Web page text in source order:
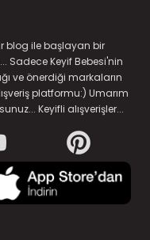
blog ile başlayan bir
Sadece Keyif Bebesi'nin
ve önerdiği markaların
platformu:) Umarım
Keyifli alışverişler...